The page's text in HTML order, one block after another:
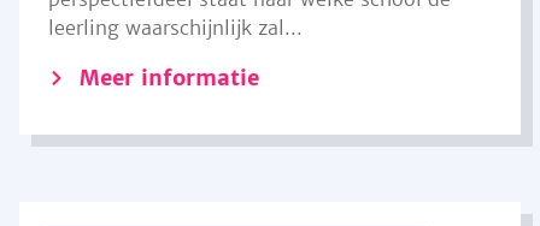
leerling waarschijnlijk zal...
Meer informatie